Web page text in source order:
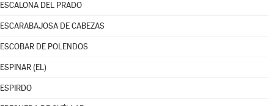
ESCALONA DEL PRADO
ESCARABAJOSA DE CABEZAS
ESCOBAR DE POLENDOS
ESPINAR (EL)
ESPIRDO